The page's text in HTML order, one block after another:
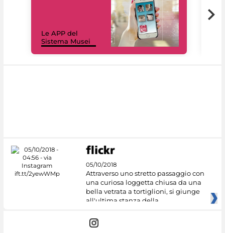
Le APP del
Sistema Musei
05/10/2018
Attraverso uno stretto passaggio con
una curiosa loggetta chiusa da una
bella vetrata a tortiglioni, si giunge
all'ultima stanza della